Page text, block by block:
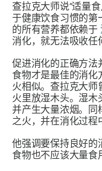
查拉克大师说“适量
于健康饮食习惯的第
的所有营养都依赖于
消化，就无法吸收任
促进消化的正确方法
食物才是最佳的消化
火相似。查拉克大师
火里放湿木头。湿木
并产生大量浓烟。同
之火，并在消化过程
他强调要保持良好的
食物也不应该大量食